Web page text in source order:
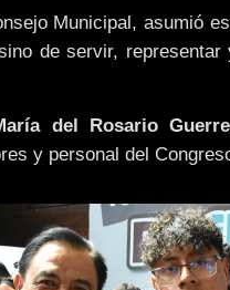
Municipal, asumió
de servir,
del Rosario
y personal del